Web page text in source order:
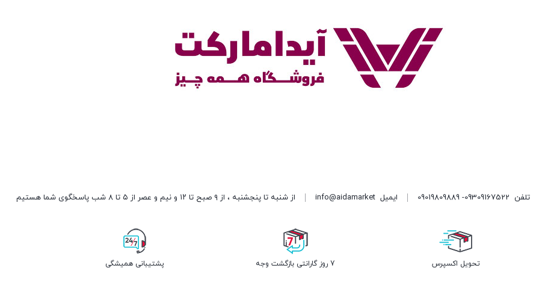
تلفن 09309167522- 09019809889 ایمیل info@aidamarket از شنبه تا پنجشنبه ، از ۹ صبح تا ۱۲ و نیم و عصر از ۵ تا ۸ شب پاسخگوی شما هستیم
تحویل اکسپرس 7 روز گارانتی بازگشت وجه پشتیبانی همیشگی